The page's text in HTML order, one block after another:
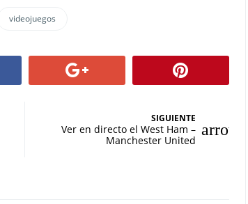
videojuegos
SIGUIENTE
Ver en directo el West Ham –
Manchester United